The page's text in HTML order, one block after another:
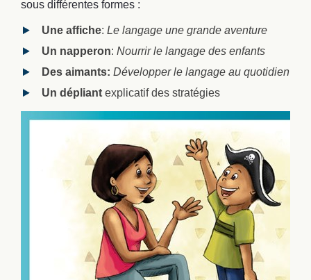
sous différentes formes :
Une affiche: Le langage une grande aventure
Un napperon: Nourrir le langage des enfants
Des aimants: Développer le langage au quotidien
Un dépliant explicatif des stratégies